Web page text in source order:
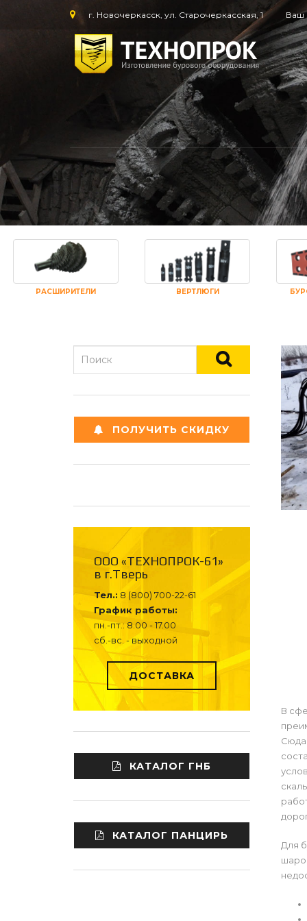
г. Новочеркасск, ул. Старочеркасская, 1 Ваш
РАСШИРИТЕЛИ ВЕРТЛЮГИ
В
Сюда
Для
ПОЛУЧИТЬ СКИДКУ
ООО «ТЕХНОПРОК-61»
в г.Тверь
Тел.: 8 (800) 700-22-61
График работы:
пн.-пт.: 8.00 - 17.00
сб.-вс. - выходной
ДОСТАВКА
КАТАЛОГ ГНБ
КАТАЛОГ ПАНЦИРЬ